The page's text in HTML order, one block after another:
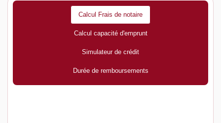
Calcul Frais de notaire
Calcul capacité d'emprunt
Simulateur de crédit
Durée de remboursements